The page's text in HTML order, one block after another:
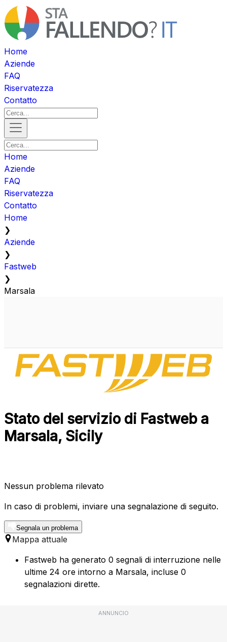
Home
Aziende
FAQ
Riservatezza
Contatto
Home
Aziende
FAQ
Riservatezza
Contatto
Home
❯
Aziende
❯
Fastweb
❯
Marsala
Stato del servizio di Fastweb a
Marsala, Sicily
Nessun problema rilevato
In caso di problemi, inviare una segnalazione di seguito.
Segnala un problema
Mappa attuale
Fastweb ha generato 0 segnali di interruzione nelle
ultime 24 ore intorno a Marsala, incluse 0
segnalazioni dirette.
ANNUNCIO